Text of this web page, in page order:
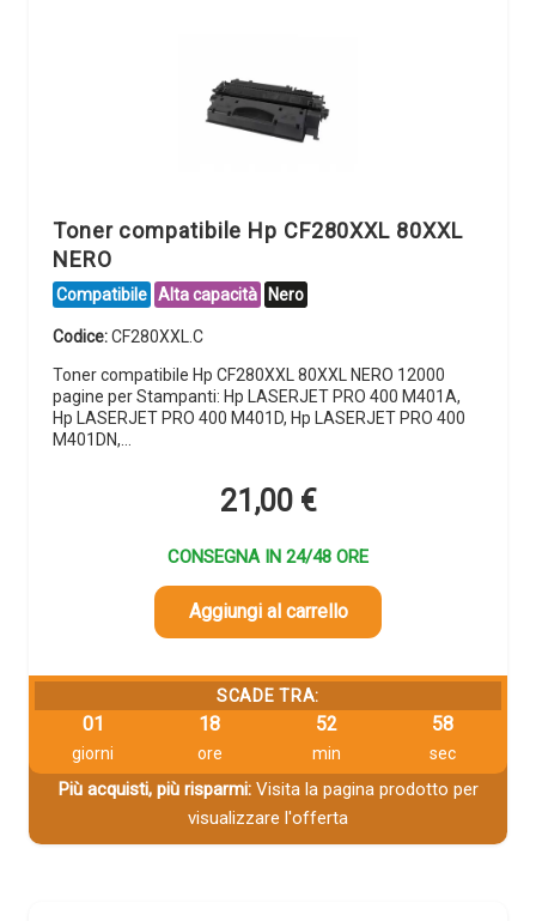
Toner compatibile Hp CF280XXL 80XXL
NERO
Compatibile Alta capacità Nero
Codice:CF280XXL.C
Toner compatibile Hp CF280XXL 80XXL NERO 12000
pagine per Stampanti: Hp LASERJET PRO 400 M401A,
Hp LASERJET PRO 400 M401D, Hp LASERJET PRO 400
M401DN,…
21,00 €
CONSEGNA IN 24/48 ORE
Aggiungi al carrello
SCADE TRA:
01
giorni
18
ore
52
min
58
sec
Più acquisti, più risparmi:Visita la pagina prodotto per
visualizzare l'offerta